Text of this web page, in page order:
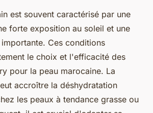
est souvent caractérisé par une
forte exposition au soleil et une
Ces conditions
le choix et l'efficacité des
pour la peau marocaine. La
accroître la déshydratation
les peaux à tendance grasse ou